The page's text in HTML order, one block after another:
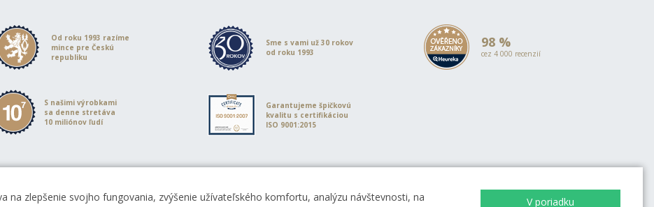
Od roku 1993 razíme
mince pre Českú
republiku
Sme s vami už 30 rokov
od roku 1993
98 %
cez 4 000 recenzií
S našimi výrobkami
sa denne stretáva
10 miliónov ľudí
Garantujeme špičkovú
kvalitu s certifikáciou
ISO 9001:2015
na zlepšenie svojho fungovania, zvýšenie užívateľského komfortu, analýzu návštevnosti, na
V poriadku